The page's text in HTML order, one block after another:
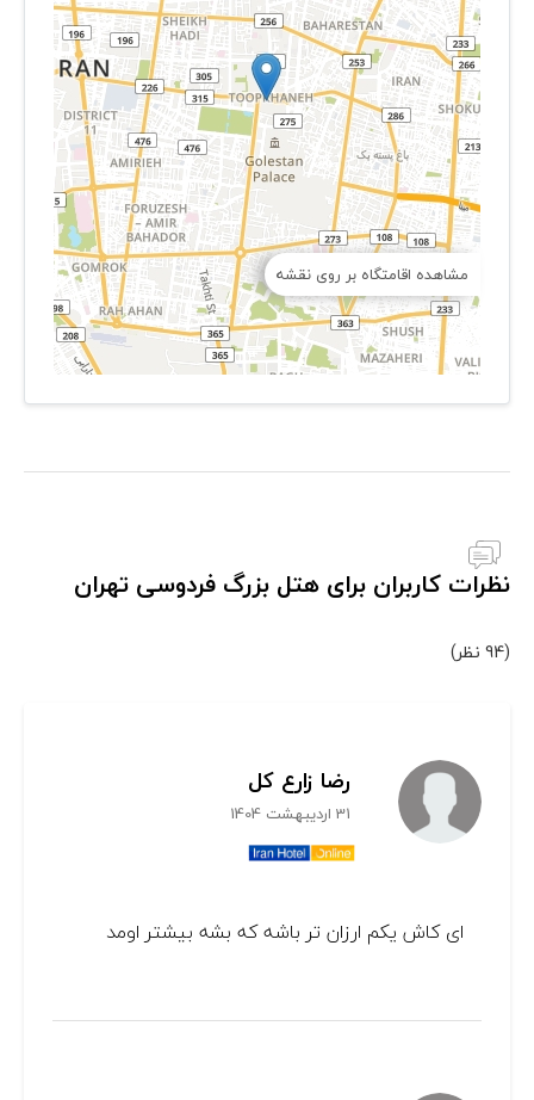
مشاهده اقامتگاه بر روی نقشه
نظرات کاربران برای هتل بزرگ فردوسی تهران
(94 نظر)
رضا زارع کل
31 اردیبهشت 1404
ای کاش یکم‌ ارزان تر باشه که بشه بیشتر اومد